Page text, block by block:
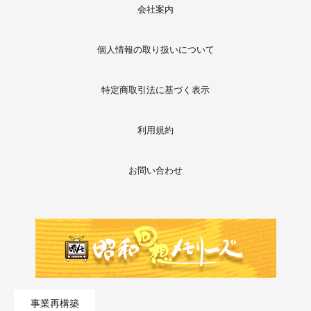
会社案内
個人情報の取り扱いについて
特定商取引法に基づく表示
利用規約
お問い合わせ
事業再構築